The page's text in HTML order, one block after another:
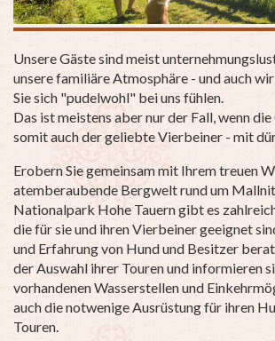
Unsere Gäste sind meist
unsere familiäre Atmosphäre - und auch
Sie sich "pudelwohl" bei uns fühlen.
Das ist meistens aber nur der Fall, wenn
somit auch der geliebte Vierbeiner - mit
Erobern Sie gemeinsam mit Ihrem treuen
atemberaubende Bergwelt rund um
Nationalpark Hohe Tauern gibt es
die für sie und ihren Vierbeiner geeignet
und Erfahrung von Hund und Besitzer
der Auswahl ihrer Touren und informieren
vorhandenen Wasserstellen und
auch die notwenige Ausrüstung für ihren
Touren.